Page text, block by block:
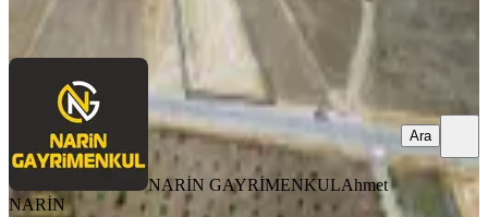
Ara
NARİN GAYRİMENKULAhmet
NARİN
Ara